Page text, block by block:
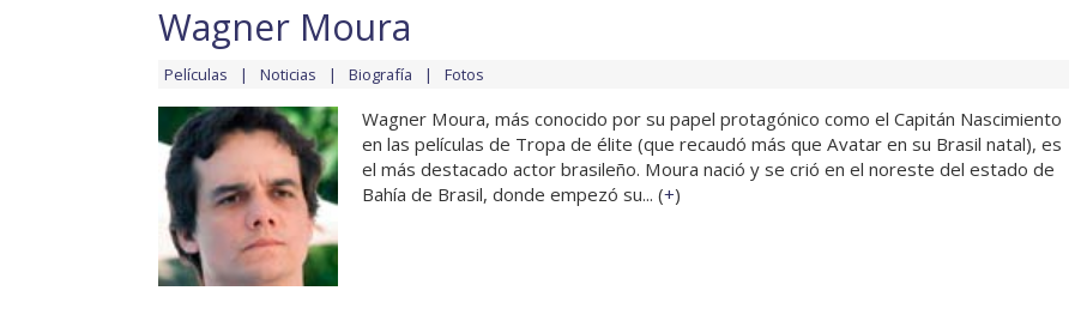
Wagner Moura
Películas Noticias Biografía Fotos
Wagner Moura, más conocido por su papel protagónico como el Capitán Nascimiento
en las películas de Tropa de élite (que recaudó más que Avatar en su Brasil natal), es
el más destacado actor brasileño. Moura nació y se crió en el noreste del estado de
Bahía de Brasil, donde empezó su... (+)